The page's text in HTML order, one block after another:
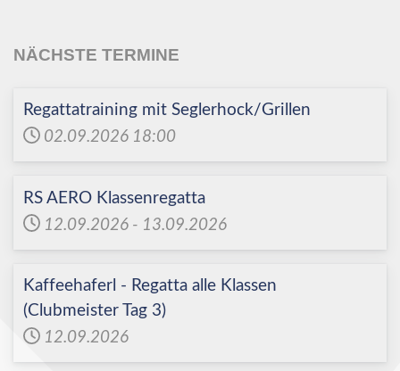
NÄCHSTE TERMINE
Regattatraining mit Seglerhock/Grillen
02.09.2026 18:00
RS AERO Klassenregatta
12.09.2026 - 13.09.2026
Kaffeehaferl - Regatta alle Klassen
(Clubmeister Tag 3)
12.09.2026